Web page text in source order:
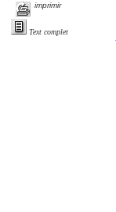
imprimir
Text complet